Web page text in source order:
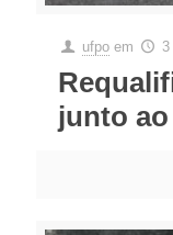
ufpo em
junto